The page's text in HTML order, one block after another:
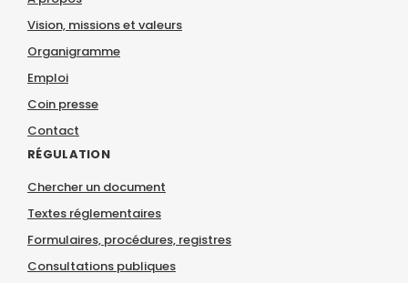
Vision, missions et valeurs
Organigramme
Emploi
Coin presse
Contact
RÉGULATION
Chercher un document
Textes réglementaires
Formulaires, procédures, registres
Consultations publiques